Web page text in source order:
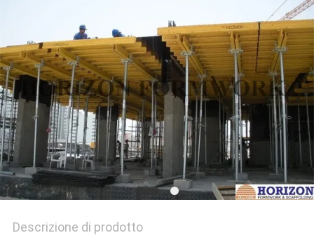
Descrizione di prodotto